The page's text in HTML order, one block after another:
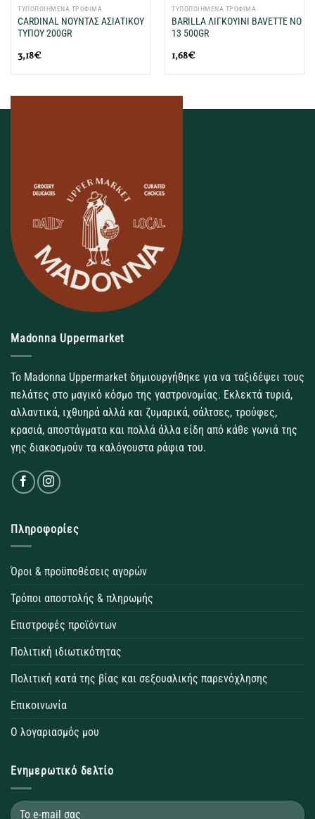
ΤΥΠΟΠΟΙΗΜΕΝΑ ΤΡΟΦΙΜΑ
CARDINAL ΝΟΥΝΤΛΣ ΑΣΙΑΤΙΚΟΥ
ΤΥΠΟΥ 200GR
3,18€
ΤΥΠΟΠΟΙΗΜΕΝΑ ΤΡΟΦΙΜΑ
BARILLA ΛΙΓΚΟΥΙΝΙ BAVETTE NΟ
13 500GR
1,68€
Madonna Uppermarket
Το Madonna Uppermarket δημιουργήθηκε για να ταξιδέψει τους
πελάτες στο μαγικό κόσμο της γαστρονομίας. Εκλεκτά τυριά,
αλλαντικά, ιχθυηρά αλλά και ζυμαρικά, σάλτσες, τρούφες,
κρασιά, αποστάγματα και πολλά άλλα είδη από κάθε γωνιά της
γης διακοσμούν τα καλόγουστα ράφια του.
Πληροφορίες
Όροι & προϋποθέσεις αγορών
Τρόποι αποστολής & πληρωμής
Επιστροφές προϊόντων
Πολιτική ιδιωτικότητας
Πολιτική κατά της βίας και σεξουαλικής παρενόχλησης
Επικοινωνία
Ο λογαριασμός μου
Ενημερωτικό δελτίο